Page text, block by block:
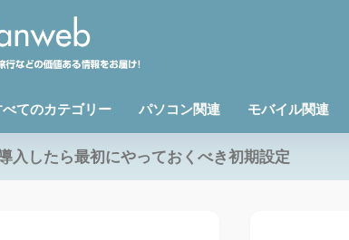
べてのカテゴリー パソコン関連 モバイル関連
入したら最初にやっておくべき初期設定